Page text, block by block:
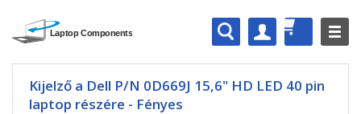
Kijelző a Dell P/N 0D669J 15,6" HD LED 40 pin
laptop részére - Fényes